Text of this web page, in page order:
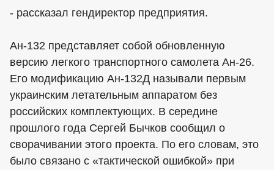
- рассказал гендиректор предприятия.
Ан-132 представляет собой обновленную
версию легкого транспортного самолета Ан-26.
Его модификацию Ан-132Д называли первым
украинским летательным аппаратом без
российских комплектующих. В середине
прошлого года Сергей Бычков сообщил о
сворачивании этого проекта. По его словам, это
было связано с «тактической ошибкой» при